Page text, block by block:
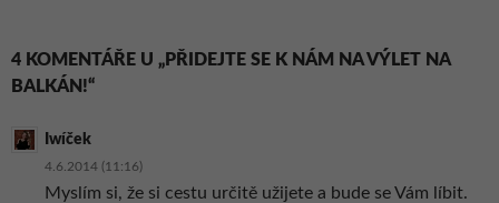
4 KOMENTÁŘE U „PŘIDEJTE SE K NÁM NA VÝLET NA
BALKÁN!“
Iwíček
4.6.2014 (11:16)
Myslím si, že si cestu určitě užijete a bude se Vám líbit.